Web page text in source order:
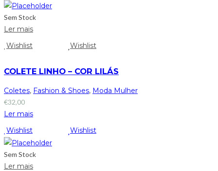
Sem Stock
Ler mais
Wishlist
Wishlist
COLETE LINHO – COR LILÁS
Coletes, Fashion & Shoes, Moda Mulher
€32,00
Ler mais
Wishlist
Wishlist
Sem Stock
Ler mais